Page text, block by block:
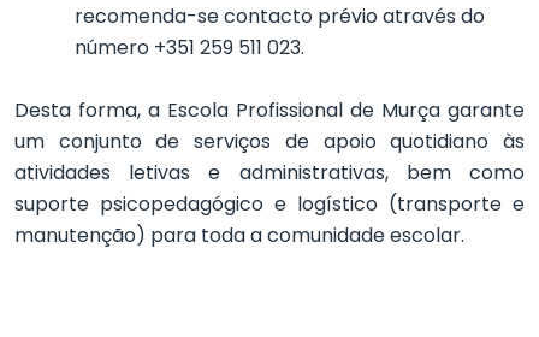
recomenda-se contacto prévio através do
número +351 259 511 023.
Desta forma, a Escola Profissional de Murça garante
um conjunto de serviços de apoio quotidiano às
atividades letivas e administrativas, bem como
suporte psicopedagógico e logístico (transporte e
manutenção) para toda a comunidade escolar.